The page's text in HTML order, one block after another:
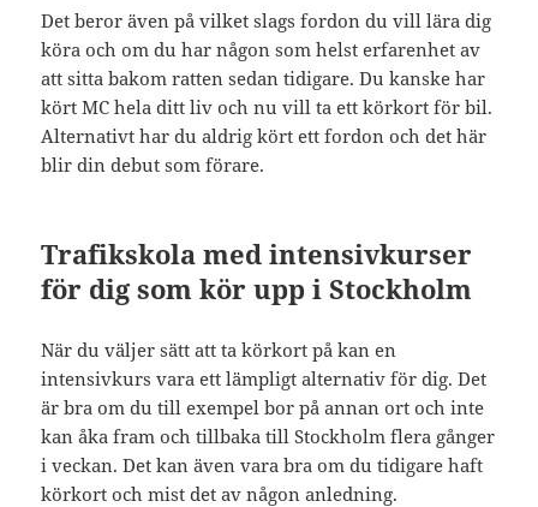
Det beror även på vilket slags fordon du vill lära dig
köra och om du har någon som helst erfarenhet av
att sitta bakom ratten sedan tidigare. Du kanske har
kört MC hela ditt liv och nu vill ta ett körkort för bil.
Alternativt har du aldrig kört ett fordon och det här
blir din debut som förare.
Trafikskola med intensivkurser
för dig som kör upp i Stockholm
När du väljer sätt att ta körkort på kan en
intensivkurs vara ett lämpligt alternativ för dig. Det
är bra om du till exempel bor på annan ort och inte
kan åka fram och tillbaka till Stockholm flera gånger
i veckan. Det kan även vara bra om du tidigare haft
körkort och mist det av någon anledning.